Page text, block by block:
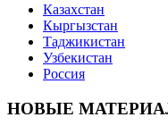
Казахстан
Кыргызстан
Таджикистан
Узбекистан
Россия
НОВЫЕ